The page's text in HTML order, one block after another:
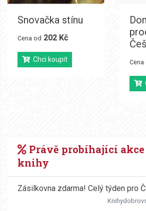
Snovačka stínu
Cena od 202 Kč
Chci koupit Cena
Právě probíhající
knihy
Zásilkovna zdarma! Celý týden pro